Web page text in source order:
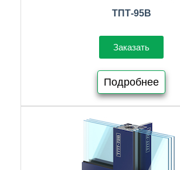
ТПТ-95В
Заказать
Подробнее